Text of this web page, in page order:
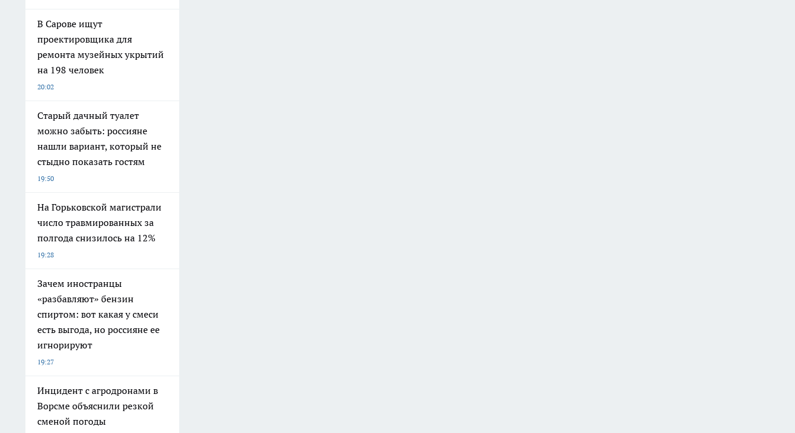
В Сарове ищут
проектировщика для
ремонта музейных укрытий
на 198 человек
20:02
Старый дачный туалет
можно забыть: россияне
нашли вариант, который не
стыдно показать гостям
19:50
На Горьковской магистрали
число травмированных за
полгода снизилось на 12%
19:28
Зачем иностранцы
«разбавляют» бензин
спиртом: вот какая у смеси
есть выгода, но россияне ее
игнорируют
19:27
Инцидент с агродронами в
Ворсме объяснили резкой
сменой погоды